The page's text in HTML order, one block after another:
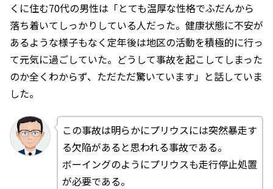
くに住む70代の男性は「とても温厚な性格でふだんから
落ち着いてしっかりしている人だった。健康状態に不安が
あるような様子もなく定年後は地区の活動を積極的に行っ
て元気に過ごしていた。どうして事故を起こしてしまった
のか全くわからず、ただただ驚いています」と話していま
した。
この事故は明らかにプリウスには突然暴走す
る欠陥があると思われる事故である。
ボーイングのようにプリウスも走行停止処置
が必要である。